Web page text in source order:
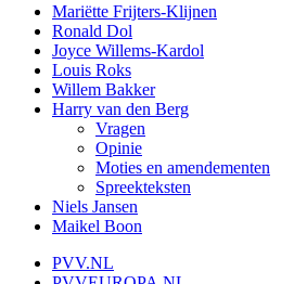
Mariëtte Frijters-Klijnen
Ronald Dol
Joyce Willems-Kardol
Louis Roks
Willem Bakker
Harry van den Berg
Vragen
Opinie
Moties en amendementen
Spreekteksten
Niels Jansen
Maikel Boon
PVV.NL